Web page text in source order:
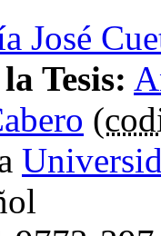
José
Tesis:
(